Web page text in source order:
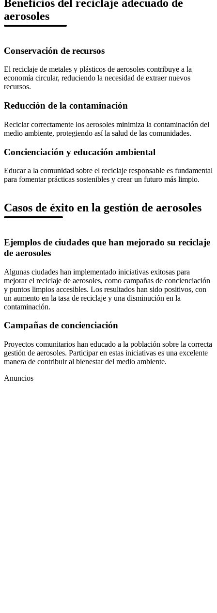
Beneficios del reciclaje adecuado de
aerosoles
Conservación de recursos
El reciclaje de metales y plásticos de aerosoles contribuye a la
economía circular, reduciendo la necesidad de extraer nuevos
recursos.
Reducción de la contaminación
Reciclar correctamente los aerosoles minimiza la contaminación del
medio ambiente, protegiendo así la salud de las comunidades.
Concienciación y educación ambiental
Educar a la comunidad sobre el reciclaje responsable es fundamental
para fomentar prácticas sostenibles y crear un futuro más limpio.
Casos de éxito en la gestión de aerosoles
Ejemplos de ciudades que han mejorado su reciclaje
de aerosoles
Algunas ciudades han implementado iniciativas exitosas para
mejorar el reciclaje de aerosoles, como campañas de concienciación
y puntos limpios accesibles. Los resultados han sido positivos, con
un aumento en la tasa de reciclaje y una disminución en la
contaminación.
Campañas de concienciación
Proyectos comunitarios han educado a la población sobre la correcta
gestión de aerosoles. Participar en estas iniciativas es una excelente
manera de contribuir al bienestar del medio ambiente.
Anuncios